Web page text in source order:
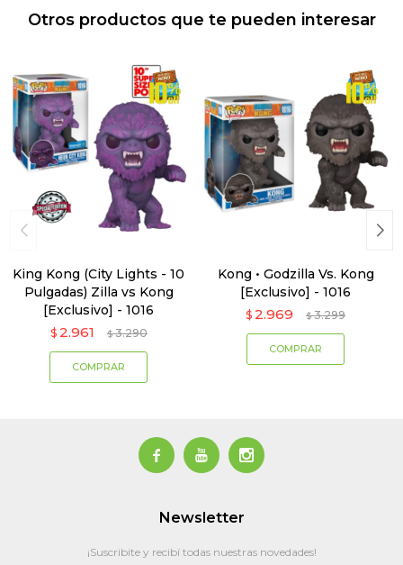
Otros productos que te pueden interesar
King Kong (City Lights - 10
Pulgadas) Zilla vs Kong
[Exclusivo] - 1016
$ 2.961 $ 3.290
Kong • Godzilla Vs. Kong
[Exclusivo] - 1016
$ 2.969 $ 3.299
  
Newsletter
¡Suscribite y recibí todas nuestras novedades!